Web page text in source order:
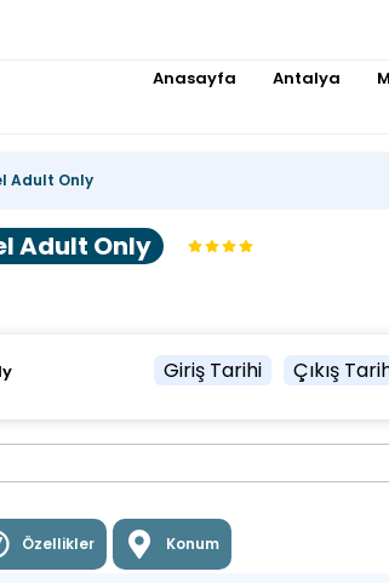
Anasayfa Antalya
Adult Only
Adult Only
Giriş Tarihi Çıkış
Özellikler Konum